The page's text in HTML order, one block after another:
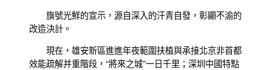
旗號光鮮的宣示，源自深入的汗青自發，彰顯不渝的
改造決計。
現在，雄安新區進進年夜範圍扶植與承接北京非首都
效能疏解并重階段，“將來之城”一日千里；深圳中國特點